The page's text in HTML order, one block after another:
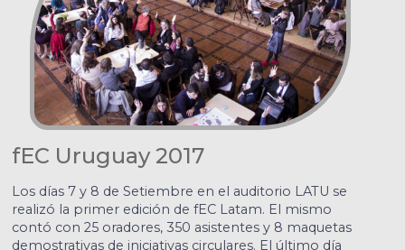
fEC Uruguay 2017
Los días 7 y 8 de Setiembre en el auditorio LATU se
realizó la primer edición de fEC Latam. El mismo
contó con 25 oradores, 350 asistentes y 8 maquetas
demostrativas de iniciativas circulares. El último día